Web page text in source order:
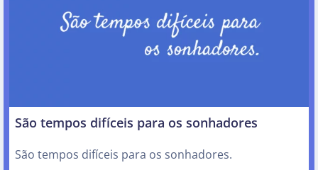
São tempos difíceis para os sonhadores
São tempos difíceis para os sonhadores.